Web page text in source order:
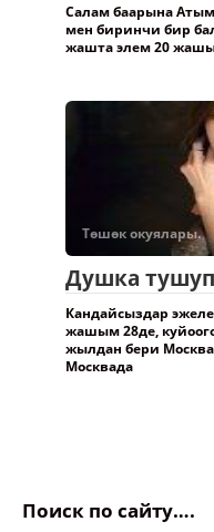
Салам баарына
мен биринчи бир
жашта элем 20
Төшөк окуялары.
Душка
Кандайсыздар
жашым 28де,
жылдан бери
Москвада
Поиск по сайту….